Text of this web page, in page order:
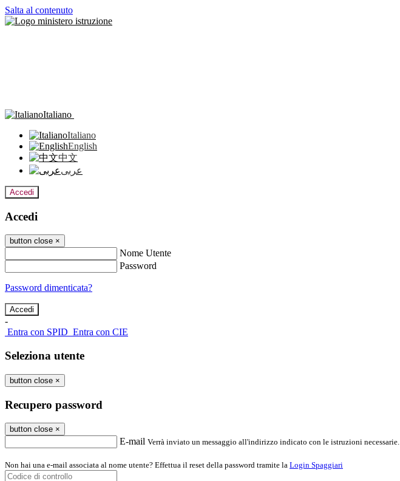
Salta al contenuto
Italiano
Italiano
English
中文
عربى
Accedi
Accedi
button close ×
Nome Utente
Password
Password dimenticata?
-
Entra con SPID Entra con CIE
Seleziona utente
button close ×
Recupero password
button close ×
E-mail Verrà inviato un messaggio all'indirizzo indicato con le istruzioni necessarie.
Non hai una e-mail associata al nome utente? Effettua il reset della password tramite la Login Spaggiari